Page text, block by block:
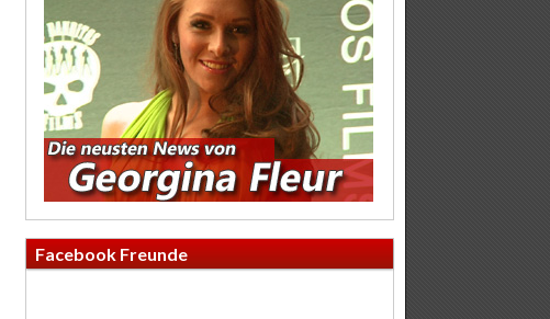
Facebook Freunde